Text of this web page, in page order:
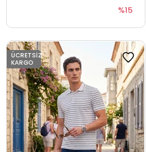
%15
ÜCRETSIZ
KARGO